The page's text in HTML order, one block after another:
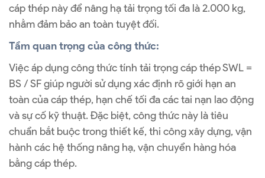
cáp thép này để nâng hạ tải trọng tối đa là 2.000 kg,
nhằm đảm bảo an toàn tuyệt đối.
Tầm quan trọng của công thức:
Việc áp dụng công thức tính tải trọng cáp thép SWL =
BS / SF giúp người sử dụng xác định rõ giới hạn an
toàn của cáp thép, hạn chế tối đa các tai nạn lao động
và sự cố kỹ thuật. Đặc biệt, công thức này là tiêu
chuẩn bắt buộc trong thiết kế, thi công xây dựng, vận
hành các hệ thống nâng hạ, vận chuyển hàng hóa
bằng cáp thép.